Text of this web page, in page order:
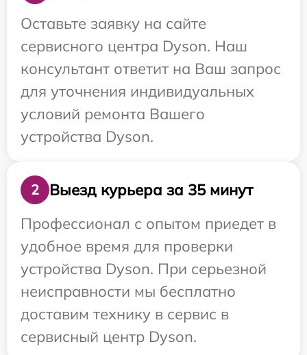
Оставьте заявку на сайте
сервисного центра Dyson. Наш
консультант ответит на Ваш запрос
для уточнения индивидуальных
условий ремонта Вашего
устройства Dyson.
2
Выезд курьера за 35 минут
Профессионал с опытом приедет в
удобное время для проверки
устройства Dyson. При серьезной
неисправности мы бесплатно
доставим технику в сервис в
сервисный центр Dyson.